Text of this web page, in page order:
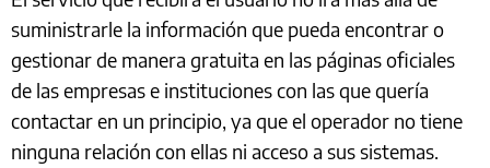
suministrarle la información que pueda encontrar o
gestionar de manera gratuita en las páginas oficiales
de las empresas e instituciones con las que quería
contactar en un principio, ya que el operador no tiene
ninguna relación con ellas ni acceso a sus sistemas.